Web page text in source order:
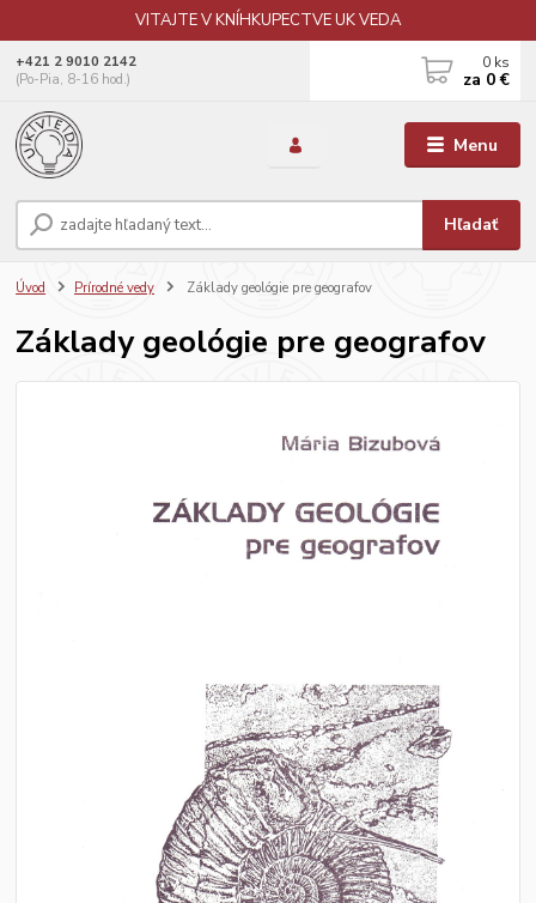
VITAJTE V KNÍHKUPECTVE UK VEDA
Menu
Hľadať
+421 2 9010 2142
(Po-Pia, 8-16 hod.)
0 ks
za 0 €
Úvod Prírodné vedy Základy geológie pre geografov
Základy geológie pre geografov